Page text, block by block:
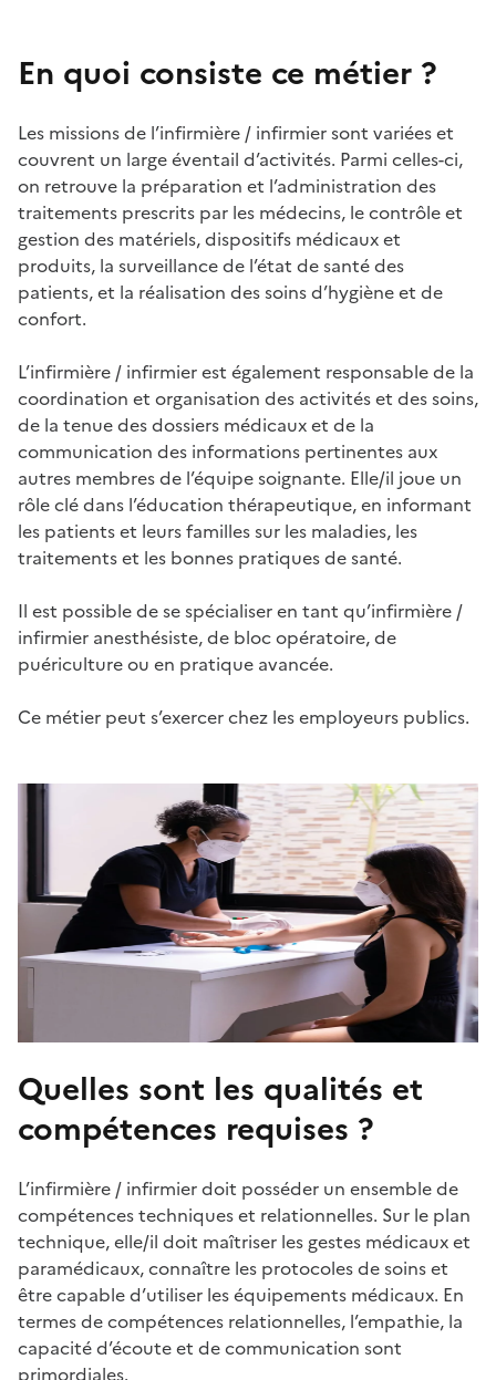
En quoi consiste ce métier ?
Les missions de l’infirmière / infirmier sont variées et
couvrent un large éventail d’activités. Parmi celles-ci,
on retrouve la préparation et l’administration des
traitements prescrits par les médecins, le contrôle et
gestion des matériels, dispositifs médicaux et
produits, la surveillance de l’état de santé des
patients, et la réalisation des soins d’hygiène et de
confort.
L’infirmière / infirmier est également responsable de la
coordination et organisation des activités et des soins,
de la tenue des dossiers médicaux et de la
communication des informations pertinentes aux
autres membres de l’équipe soignante. Elle/il joue un
rôle clé dans l’éducation thérapeutique, en informant
les patients et leurs familles sur les maladies, les
traitements et les bonnes pratiques de santé.
Il est possible de se spécialiser en tant qu’infirmière /
infirmier anesthésiste, de bloc opératoire, de
puériculture ou en pratique avancée.
Ce métier peut s’exercer chez les employeurs publics.
Quelles sont les qualités et
compétences requises ?
L’infirmière / infirmier doit posséder un ensemble de
compétences techniques et relationnelles. Sur le plan
technique, elle/il doit maîtriser les gestes médicaux et
paramédicaux, connaître les protocoles de soins et
être capable d’utiliser les équipements médicaux. En
termes de compétences relationnelles, l’empathie, la
capacité d’écoute et de communication sont
primordiales.